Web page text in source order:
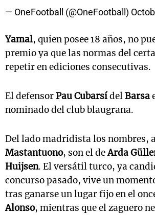
— OneFootball (@OneFootball)
Yamal, quien posee 18 años, no
premio ya que las normas del
repetir en ediciones consecutivas.
El defensorPau CubarsídelBarsa
nominado del club blaugrana.
Del lado madridista los nombres,
Mastantuono, son el deArda
Huijsen. El versátil turco, ya
concurso pasado, vive un
tras ganarse un lugar fijo en el
Alonso, mientras que el zaguero